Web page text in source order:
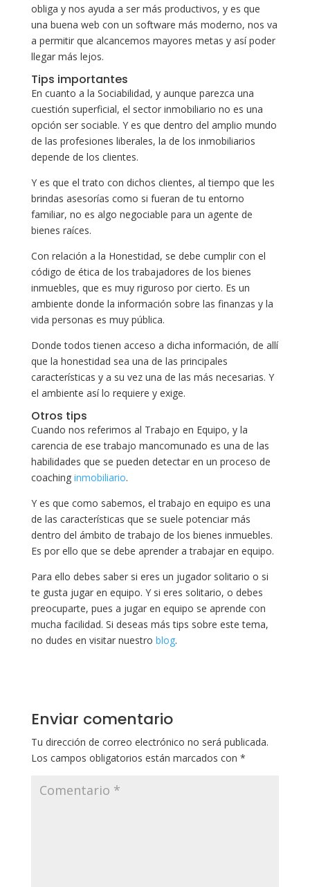
obliga y nos ayuda a ser más productivos, y es que
una buena web con un software más moderno, nos va
a permitir que alcancemos mayores metas y así poder
llegar más lejos.
Tips importantes
En cuanto a la Sociabilidad, y aunque parezca una
cuestión superficial, el sector inmobiliario no es una
opción ser sociable. Y es que dentro del amplio mundo
de las profesiones liberales, la de los inmobiliarios
depende de los clientes.
Y es que el trato con dichos clientes, al tiempo que les
brindas asesorías como si fueran de tu entorno
familiar, no es algo negociable para un agente de
bienes raíces.
Con relación a la Honestidad, se debe cumplir con el
código de ética de los trabajadores de los bienes
inmuebles, que es muy riguroso por cierto. Es un
ambiente donde la información sobre las finanzas y la
vida personas es muy pública.
Donde todos tienen acceso a dicha información, de allí
que la honestidad sea una de las principales
características y a su vez una de las más necesarias. Y
el ambiente así lo requiere y exige.
Otros tips
Cuando nos referimos al Trabajo en Equipo, y la
carencia de ese trabajo mancomunado es una de las
habilidades que se pueden detectar en un proceso de
coaching inmobiliario.
Y es que como sabemos, el trabajo en equipo es una
de las características que se suele potenciar más
dentro del ámbito de trabajo de los bienes inmuebles.
Es por ello que se debe aprender a trabajar en equipo.
Para ello debes saber si eres un jugador solitario o si
te gusta jugar en equipo. Y si eres solitario, o debes
preocuparte, pues a jugar en equipo se aprende con
mucha facilidad. Si deseas más tips sobre este tema,
no dudes en visitar nuestro blog.
Enviar comentario
Tu dirección de correo electrónico no será publicada.
Los campos obligatorios están marcados con *